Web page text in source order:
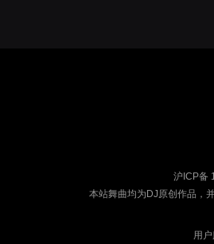
沪ICP备
本站舞曲均为DJ原创作品，
用